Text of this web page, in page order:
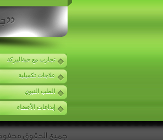
تجارب مع حبةالبركة
علاجات تكميلية
الطب النبوي
إبداعات الأعضاء